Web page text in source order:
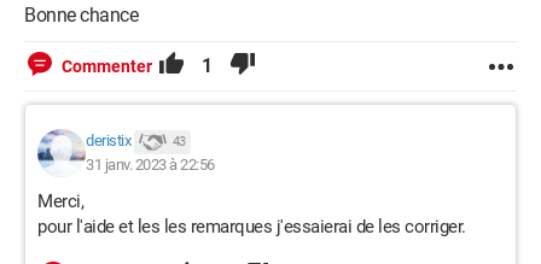
    trianglerectangle=[]
    RESULTAT={}
    '''je fais la recherche de triangles
rectangles'''
    C=list(combinations(B,3))
Bonne chance
Commenter 1
deristix 43
31 janv. 2023 à 22:56
Merci,
pour l'aide et les les remarques j'essaierai de les corriger.